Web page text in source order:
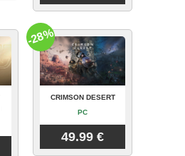
CRIMSON DESERT
PC
49.99 €
-28%